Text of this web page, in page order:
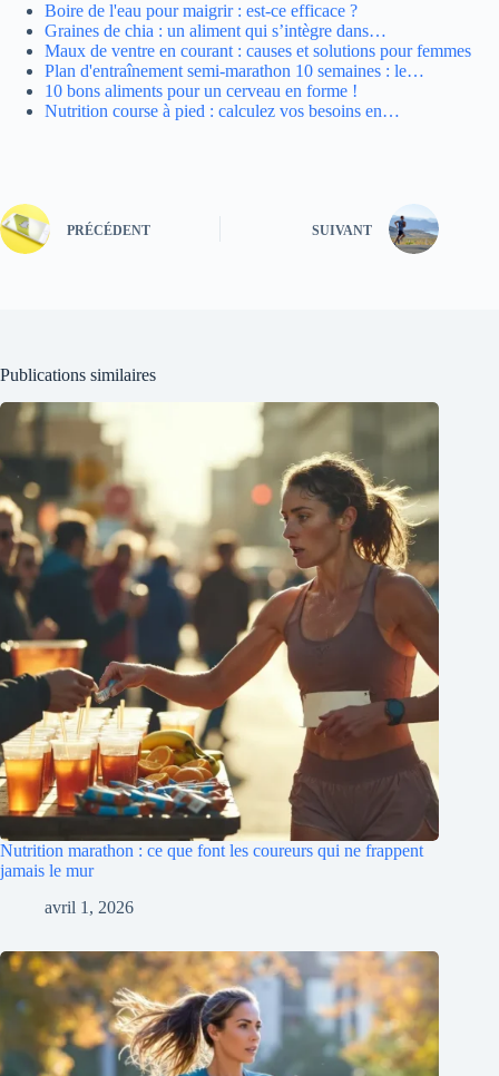
Boire de l'eau pour maigrir : est-ce efficace ?
Graines de chia : un aliment qui s’intègre dans…
Maux de ventre en courant : causes et solutions pour femmes
Plan d'entraînement semi-marathon 10 semaines : le…
10 bons aliments pour un cerveau en forme !
Nutrition course à pied : calculez vos besoins en…
PRÉCÉDENT SUIVANT
Publications similaires
Nutrition marathon : ce que font les coureurs qui ne frappent
jamais le mur
avril 1, 2026